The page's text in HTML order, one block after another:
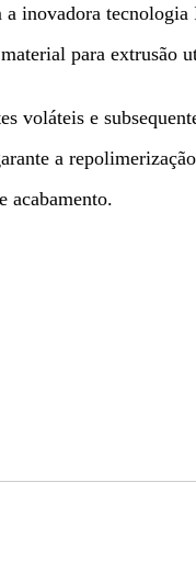
a inovadora
para extrusão
voláteis e
a
acabamento.